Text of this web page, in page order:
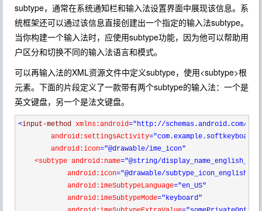
subtype，通常在系统通知栏和输入法设置界面中展现该信息。系
统框架还可以通过该信息直接创建出一个指定的输入法subtype。
当你构建一个输入法时，应使用subtype功能，因为他可以帮助用
户区分和切换不同的输入法语言和模式。
可以再输入法的XML资源文件中定义subtype，使用<subtype>根
元素。下面的片段定义了一款带有两个subtype的输入法：一个是
英文键盘，另一个是法文键盘。
<input-method xmlns:android="http://schemas.android.com/
        android:settingsActivity
        android:icon
="@drawable/ime_icon"
    <subtype android:name
="@string/
            android:icon
="@drawable/
            android:imeSubtypeLanguage
="en_US"
            android:imeSubtypeMode
="keyboard"